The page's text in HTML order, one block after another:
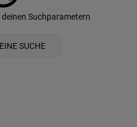
Suchparametern
SUCHE